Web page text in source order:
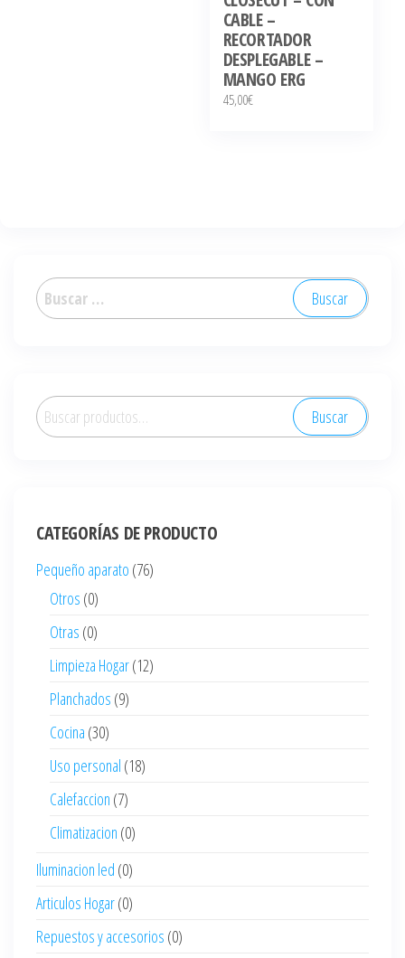
CABLE –
RECORTADOR
DESPLEGABLE –
MANGO ERG
45,00€
Buscar:
Buscar
por:
Buscar
CATEGORÍAS DE PRODUCTO
Pequeño aparato (76)
Otros (0)
Otras (0)
Limpieza Hogar(12)
Planchados (9)
Cocina (30)
Uso personal (18)
Calefaccion (7)
Climatizacion (0)
Iluminacion led (0)
Articulos Hogar(0)
Repuestos y accesorios (0)